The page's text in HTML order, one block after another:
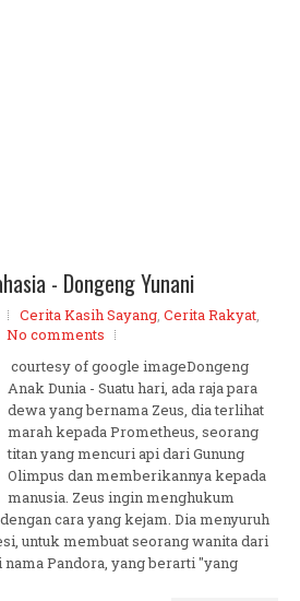
- Dongeng Yunani
Cerita Kasih Sayang, Cerita Rakyat,
No comments
courtesy of google imageDongeng
Anak Dunia - Suatu hari, ada raja para
dewa yang bernama Zeus, dia terlihat
marah kepada Prometheus, seorang
titan yang mencuri api dari Gunung
Olimpus dan memberikannya kepada
manusia. Zeus ingin menghukum
cara yang kejam. Dia menyuruh
untuk membuat seorang wanita dari
Pandora, yang berarti "yang